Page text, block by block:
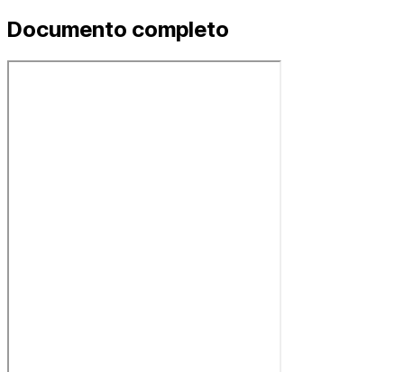
Documento completo